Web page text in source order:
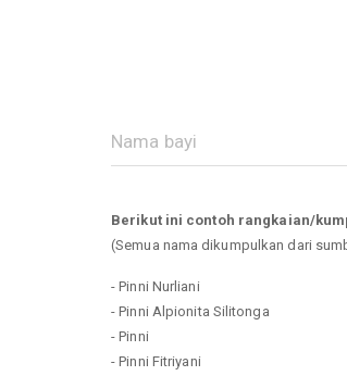
Berikut ini contoh rangkaian/
(Semua nama dikumpulkan dari
- Pinni Nurliani
- Pinni Alpionita Silitonga
- Pinni
- Pinni Fitriyani